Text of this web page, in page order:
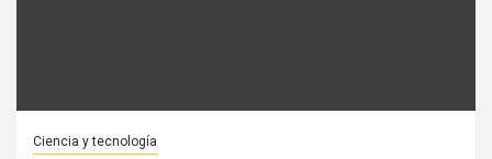
Ciencia y tecnología